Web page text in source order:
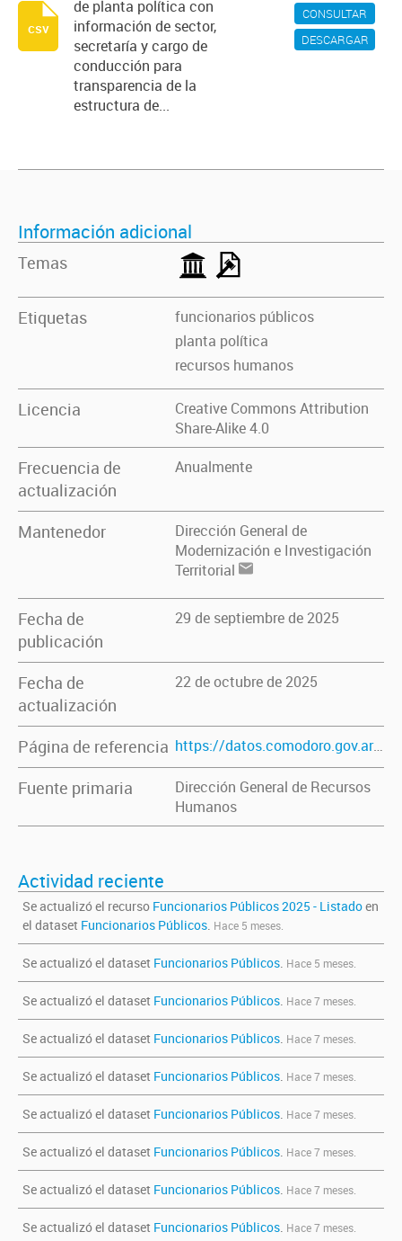
CONSULTAR
DESCARGAR
de planta política con
información de sector,
secretaría y cargo de
conducción para
transparencia de la
estructura de...
csv
Información adicional
Temas
Etiquetas
funcionarios públicos
planta política
recursos humanos
Licencia
Creative Commons Attribution
Share-Alike 4.0
Frecuencia de
actualización
Anualmente
Mantenedor
Dirección General de
Modernización e Investigación
Territorial
Fecha de
publicación
29 de septiembre de 2025
Fecha de
actualización
22 de octubre de 2025
Página de referencia https://datos.comodoro.gov.ar/dataset/funcionarios-publicos
Fuente primaria
Dirección General de Recursos
Humanos
Actividad reciente
Se actualizó el recurso Funcionarios Públicos 2025 - Listadoen
el dataset Funcionarios Públicos. Hace 5 meses.
Se actualizó el dataset Funcionarios Públicos. Hace 5 meses.
Se actualizó el dataset Funcionarios Públicos. Hace 7 meses.
Se actualizó el dataset Funcionarios Públicos. Hace 7 meses.
Se actualizó el dataset Funcionarios Públicos. Hace 7 meses.
Se actualizó el dataset Funcionarios Públicos. Hace 7 meses.
Se actualizó el dataset Funcionarios Públicos. Hace 7 meses.
Se actualizó el dataset Funcionarios Públicos. Hace 7 meses.
Se actualizó el dataset Funcionarios Públicos. Hace 7 meses.